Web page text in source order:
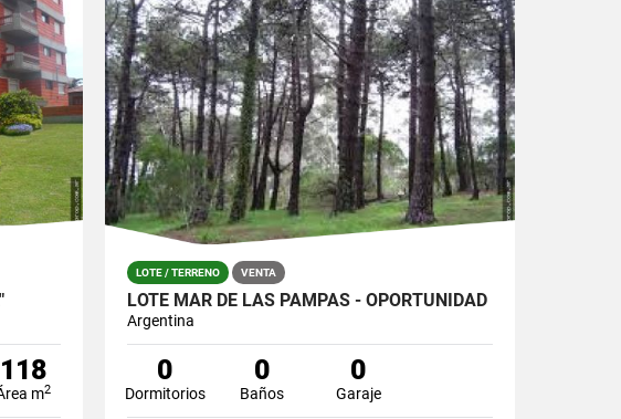
118
m2
LOTE / TERRENO VENTA
LOTE MAR DE LAS PAMPAS - OPORTUNIDAD
Argentina
0
Dormitorios
0
Baños
0
Garaje